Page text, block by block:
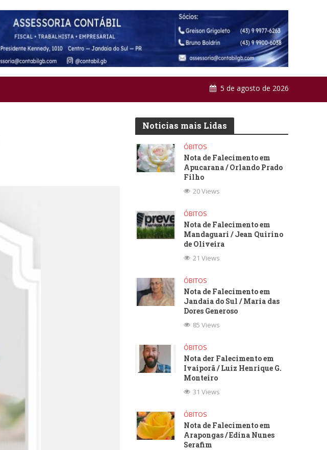
5 de agosto de 2026
Noticias mais Lidas
ÓBITOS
Nota de Falecimento em
Apucarana / Orlando Prado
Filho
20 Views
ÓBITOS
Nota de Falecimento em
Mandaguari / Jean Quirino
de Oliveira
21 Views
ÓBITOS
Nota de Falecimento em
Jandaia do Sul / Maria das
Dores Generoso
85 Views
ÓBITOS
Nota der Falecimento em
Ivaiporã / Luiz Henrique G.
Monteiro
31 Views
ÓBITOS
Nota de Falecimento em
Arapongas / Edina Nunes
Serafim